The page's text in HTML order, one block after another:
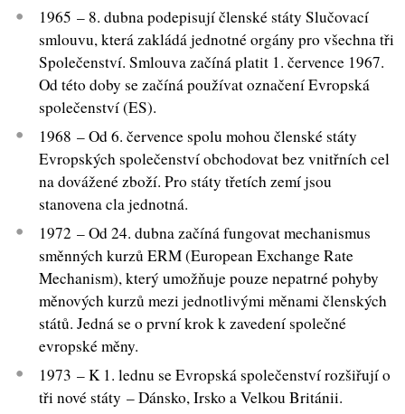
1965 – 8. dubna podepisují členské státy Slučovací
smlouvu, která zakládá jednotné orgány pro všechna tři
Společenství. Smlouva začíná platit 1. července 1967.
Od této doby se začíná používat označení Evropská
společenství (ES).
1968 – Od 6. července spolu mohou členské státy
Evropských společenství obchodovat bez vnitřních cel
na dovážené zboží. Pro státy třetích zemí jsou
stanovena cla jednotná.
1972 – Od 24. dubna začíná fungovat mechanismus
směnných kurzů ERM (European Exchange Rate
Mechanism), který umožňuje pouze nepatrné pohyby
měnových kurzů mezi jednotlivými měnami členských
států. Jedná se o první krok k zavedení společné
evropské měny.
1973 – K 1. lednu se Evropská společenství rozšiřují o
tři nové státy – Dánsko, Irsko a Velkou Británii.